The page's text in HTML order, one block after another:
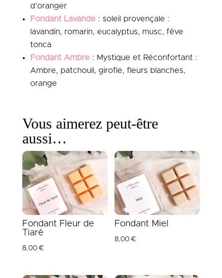
d’oranger
Fondant Lavande: soleil provençale :
lavandin, romarin, eucalyptus, musc, fève
tonca
Fondant Ambre : Mystique et Réconfortant :
Ambre, patchouli, girofle, fleurs blanches,
orange
Vous aimerez peut-être
aussi…
Fondant Fleur de
Tiaré
8,00€
Fondant Miel
8,00€